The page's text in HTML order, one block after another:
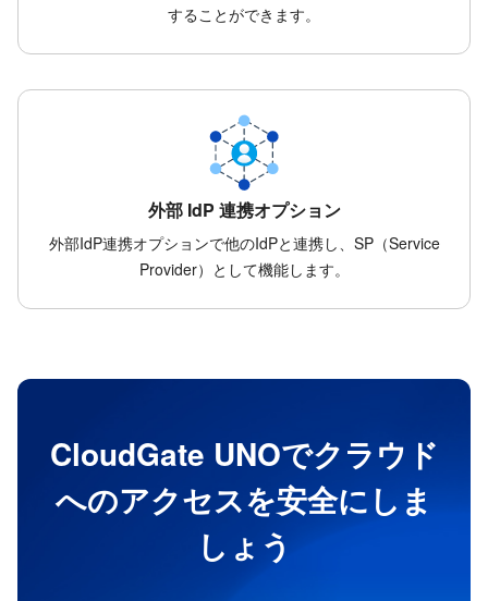
することができます。
外部 IdP 連携オプション
外部IdP連携オプションで他のIdPと連携し、SP（Service
Provider）として機能します。
CloudGate UNOでクラウド
へのアクセスを安全にしま
しょう